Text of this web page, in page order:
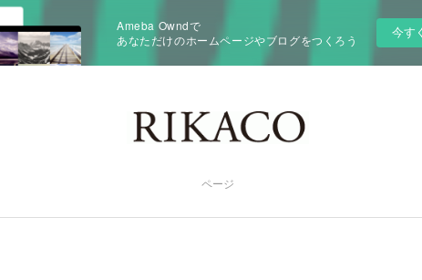
Ameba Owndで
あなただけのホームページやブログをつくろう
今す
ページ